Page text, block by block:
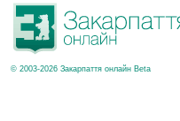
© 2003-2026 Закарпаття онлайн Beta